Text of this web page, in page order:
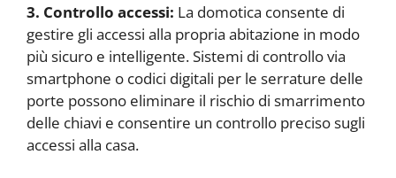
3. Controllo accessi: La domotica consente di
gestire gli accessi alla propria abitazione in modo
più sicuro e intelligente. Sistemi di controllo via
smartphone o codici digitali per le serrature delle
porte possono eliminare il rischio di smarrimento
delle chiavi e consentire un controllo preciso sugli
accessi alla casa.